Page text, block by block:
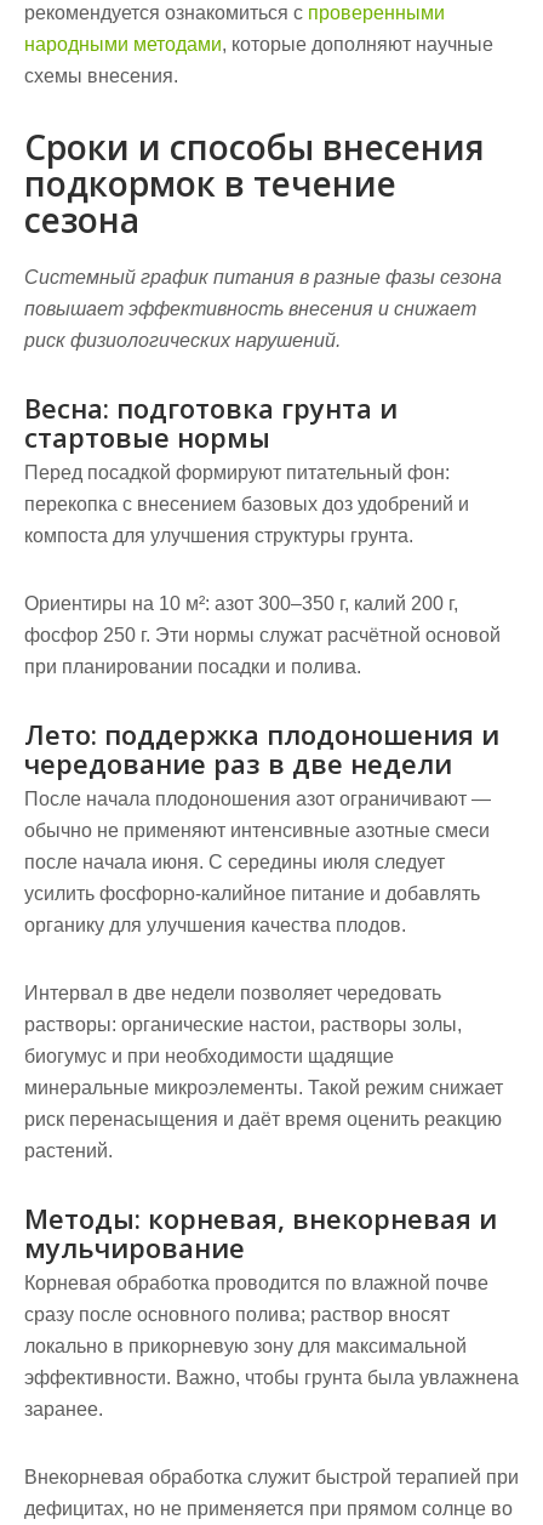
рекомендуется ознакомиться с проверенными
народными методами, которые дополняют научные
схемы внесения.
Сроки и способы внесения
подкормок в течение
сезона
Системный график питания в разные фазы сезона
повышает эффективность внесения и снижает
риск физиологических нарушений.
Весна: подготовка грунта и
стартовые нормы
Перед посадкой формируют питательный фон:
перекопка с внесением базовых доз удобрений и
компоста для улучшения структуры грунта.
Ориентиры на 10 м²: азот 300–350 г, калий 200 г,
фосфор 250 г. Эти нормы служат расчётной основой
при планировании посадки и полива.
Лето: поддержка плодоношения и
чередование раз в две недели
После начала плодоношения азот ограничивают —
обычно не применяют интенсивные азотные смеси
после начала июня. С середины июля следует
усилить фосфорно‑калийное питание и добавлять
органику для улучшения качества плодов.
Интервал в две недели позволяет чередовать
растворы: органические настои, растворы золы,
биогумус и при необходимости щадящие
минеральные микроэлементы. Такой режим снижает
риск перенасыщения и даёт время оценить реакцию
растений.
Методы: корневая, внекорневая и
мульчирование
Корневая обработка проводится по влажной почве
сразу после основного полива; раствор вносят
локально в прикорневую зону для максимальной
эффективности. Важно, чтобы грунта была увлажнена
заранее.
Внекорневая обработка служит быстрой терапией при
дефицитах, но не применяется при прямом солнце во